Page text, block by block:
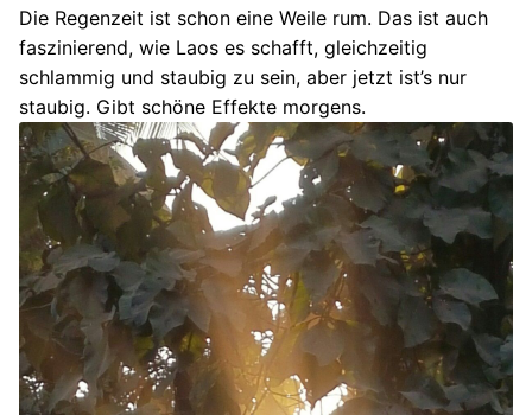
Die Regenzeit ist schon eine Weile rum. Das ist auch
faszinierend, wie Laos es schafft, gleichzeitig
schlammig und staubig zu sein, aber jetzt ist’s nur
staubig. Gibt schöne Effekte morgens.